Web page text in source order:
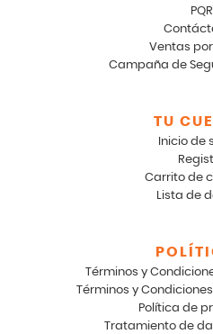
PQR
Ventas
Campaña de
TU
Inicio de
Carrito de
Lista de
Términos y
Términos y
Política de
Tratamiento de